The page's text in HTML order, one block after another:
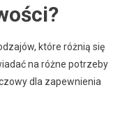
które różnią się
na różne potrzeby
dla zapewnienia